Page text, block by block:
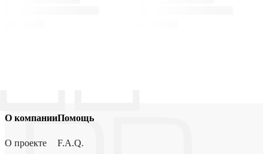
О компании
О проекте
Помощь
F.A.Q.